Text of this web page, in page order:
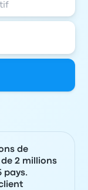
de
2 millions
pays.